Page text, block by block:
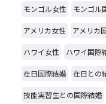
モンゴル女性 モンゴル
アメリカ女性 アメリカ
ハワイ女性 ハワイ国際
在日国際結婚 在日との
技能実習生との国際結婚